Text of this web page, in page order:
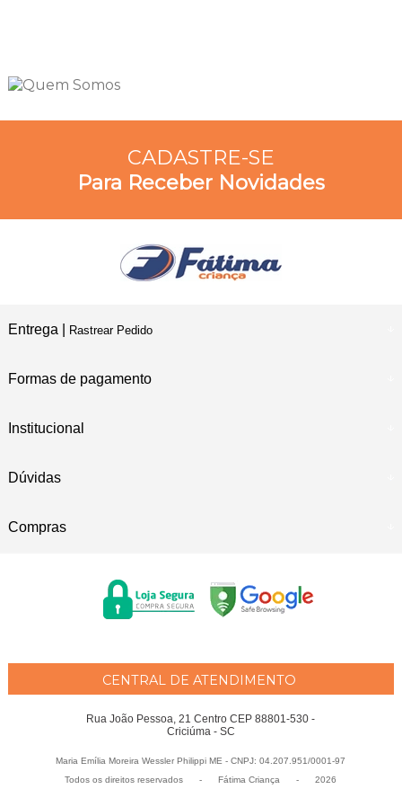
CADASTRE-SE
Para Receber Novidades
Entrega | Rastrear Pedido
Formas de pagamento
Institucional
Dúvidas
Compras
CENTRAL DE ATENDIMENTO
Rua João Pessoa, 21 Centro CEP 88801-530 -
Criciúma - SC
Maria Emília Moreira Wessler Philippi ME - CNPJ: 04.207.951/0001-97
Todos os direitos reservados
- Fátima Criança - 2026